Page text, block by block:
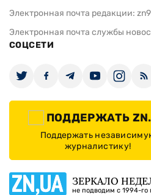
Электронная почта редакции:
Электронная почта службы
СОЦСЕТИ
ПОДДЕРЖАТЬ
Поддержать
журналистику!
ЗЕРКАЛО
не подводим с 1994-го